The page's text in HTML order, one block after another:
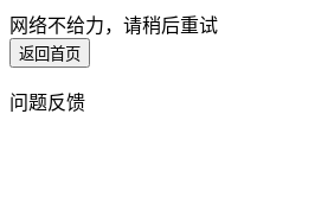
网络不给力，请稍后重试
返回首页
问题反馈